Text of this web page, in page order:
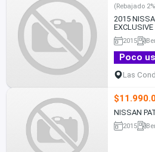
(Rebajado
2015
EXCLUSIVE
2015
Poco
Las
NISSAN
2015